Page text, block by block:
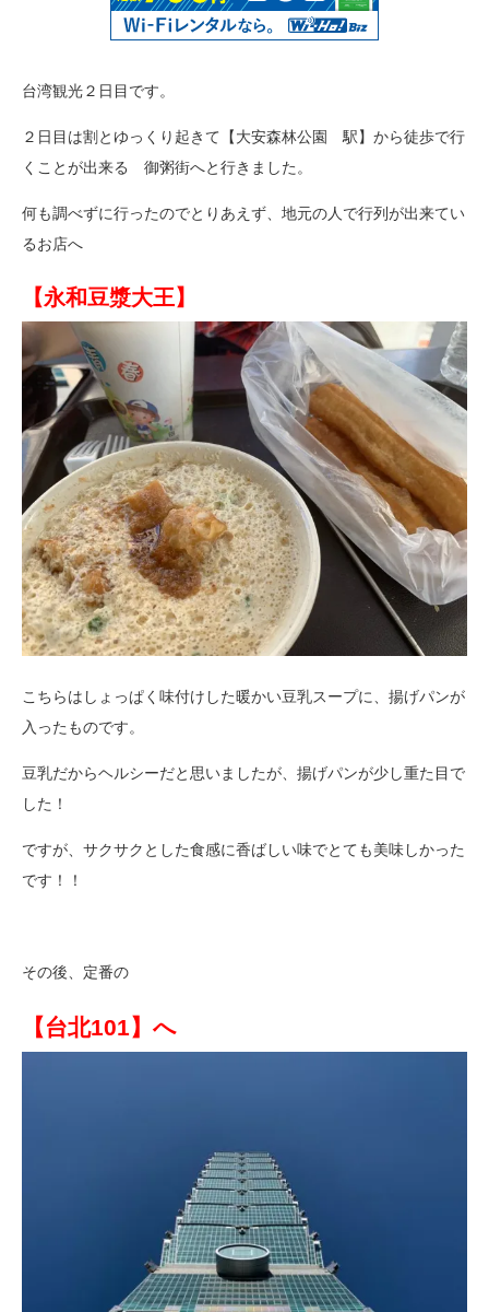
台湾観光２日目です。
２日目は割とゆっくり起きて【大安森林公園 駅】から徒歩で行
くことが出来る 御粥街へと行きました。
何も調べずに行ったのでとりあえず、地元の人で行列が出来てい
るお店へ
【永和豆漿大王】
こちらはしょっぱく味付けした暖かい豆乳スープに、揚げパンが
入ったものです。
豆乳だからヘルシーだと思いましたが、揚げパンが少し重た目で
した！
ですが、サクサクとした食感に香ばしい味でとても美味しかった
です！！
その後、定番の
【台北101】へ